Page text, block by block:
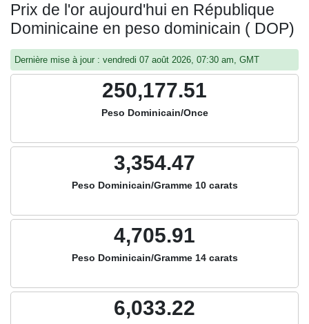
Prix de l'or aujourd'hui en République
Dominicaine en peso dominicain ( DOP)
Dernière mise à jour : vendredi 07 août 2026, 07:30 am, GMT
250,177.51
Peso Dominicain/Once
3,354.47
Peso Dominicain/Gramme 10 carats
4,705.91
Peso Dominicain/Gramme 14 carats
6,033.22